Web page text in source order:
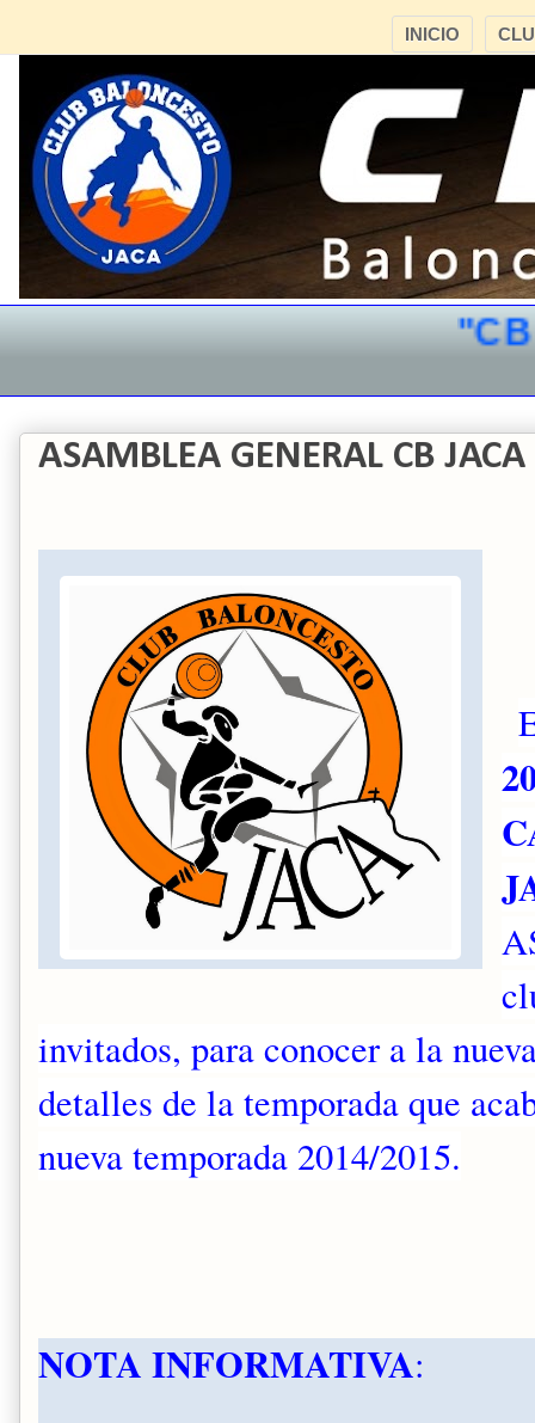
INICIO
"CB
ASAMBLEA GENERAL CB JACA
invitados, para conocer a la
detalles de la temporada que
nueva temporada 2014/2015.
NOTA INFORMATIVA: